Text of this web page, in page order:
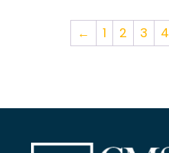
← 1 2 3 4